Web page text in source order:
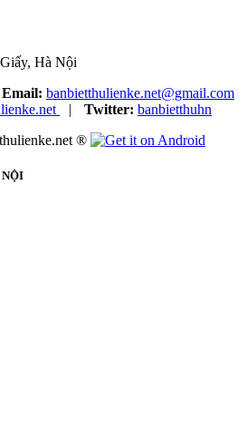
Hà Nội
Email: banbietthulienke.net@gmail.com
| Twitter: banbietthuhn
®
NỘI